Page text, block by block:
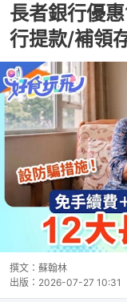
長者銀行優
行提款/補領
撰文： 蘇翰林
出版： 2026-07-27 10:31